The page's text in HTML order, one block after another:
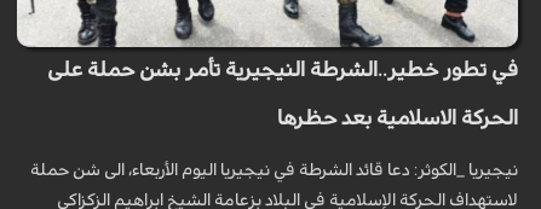
في تطور خطير..الشرطة النيجيرية تأمر بشن حملة على
الحركة الاسلامية بعد حظرها
نيجيريا _الكوثر: دعا قائد الشرطة في نيجيريا اليوم الأربعاء، الى شن حملة
لاستهداف الحركة الإسلامية في البلاد بزعامة الشيخ ابراهيم الزكزاكي